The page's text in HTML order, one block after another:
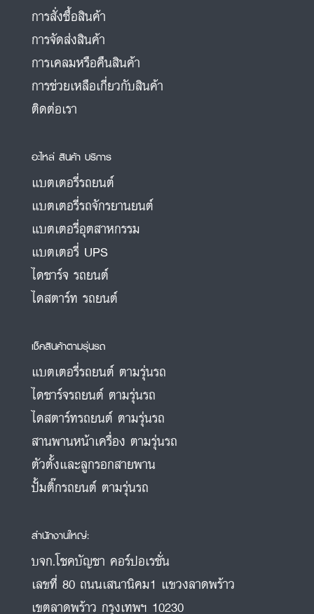
การสั่งซื้อสินค้า
การจัดส่งสินค้า
การเคลมหรือคืนสินค้า
การช่วยเหลือเกี่ยวกับสินค้า
ติดต่อเรา
อะไหล่ สินค้า บริการ
แบตเตอรี่รถยนต์
แบตเตอรี่รถจักรยานยนต์
แบตเตอรี่อุตสาหกรรม
แบตเตอรี่ UPS
ไดชาร์จ รถยนต์
ไดสตาร์ท รถยนต์
เช็คสินค้าตามรุ่นรถ
แบตเตอรี่รถยนต์ ตามรุ่นรถ
ไดชาร์จรถยนต์ ตามรุ่นรถ
ไดสตาร์ทรถยนต์ ตามรุ่นรถ
สานพานหน้าเครื่อง ตามรุ่นรถ
ตัวตั้งและลูกรอกสายพาน
ปั้มติ๊กรถยนต์ ตามรุ่นรถ
สำนักงานใหญ่:
บจก.โชคบัญชา คอร์ปอเรชั่น
เลขที่ 80 ถนนเสนานิคม1 แขวงลาดพร้าว
เขตลาดพร้าว กรุงเทพฯ 10230